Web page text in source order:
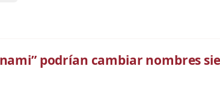
podrían cambiar nombres